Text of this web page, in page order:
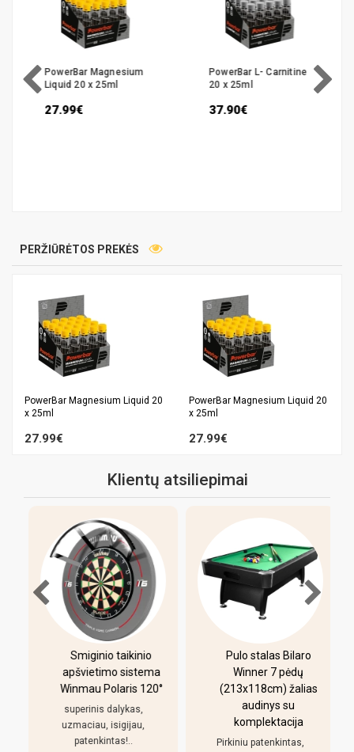
PowerBar Magnesium
Liquid 20 x 25ml
27.99€
PowerBar L- Carnitine
20 x 25ml
37.90€
PERŽIŪRĖTOS PREKĖS
PowerBar Magnesium Liquid 20
x 25ml
27.99€
PowerBar Magnesium Liquid 20
x 25ml
27.99€
Klientų atsiliepimai
Smiginio taikinio
apšvietimo sistema
Winmau Polaris 120°
superinis dalykas,
uzmaciau, isigijau,
patenkintas!..
Pulo stalas Bilaro
Winner 7 pėdų
(213x118cm) žalias
audinys su
komplektacija
Pirkiniu patenkintas,